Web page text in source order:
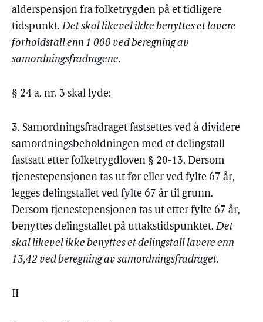
alderspensjon fra folketrygden på et tidligere
tidspunkt. Det skal likevel ikke benyttes et lavere
forholdstall enn 1 000 ved beregning av
samordningsfradragene.
§ 24 a. nr. 3 skal lyde:
3. Samordningsfradraget fastsettes ved å dividere
samordningsbeholdningen med et delingstall
fastsatt etter folketrygdloven § 20-13. Dersom
tjenestepensjonen tas ut før eller ved fylte 67 år,
legges delingstallet ved fylte 67 år til grunn.
Dersom tjenestepensjonen tas ut etter fylte 67 år,
benyttes delingstallet på uttakstidspunktet. Det
skal likevel ikke benyttes et delingstall lavere enn
13,42 ved beregning av samordningsfradraget.
II